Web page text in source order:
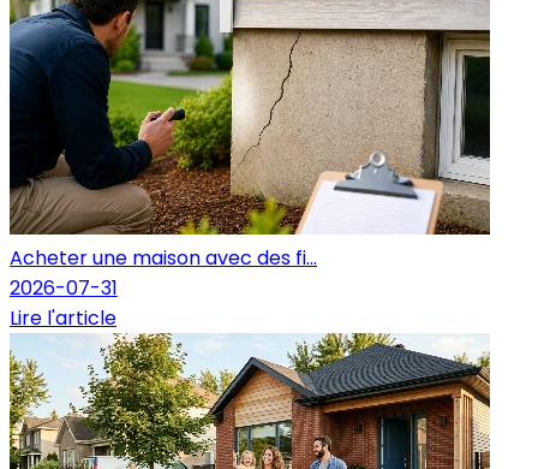
Acheter une maison avec des fi...
2026-07-31
Lire l'article